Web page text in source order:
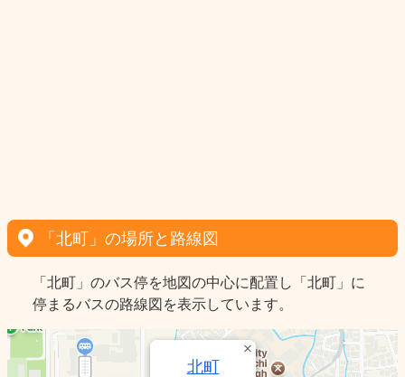
「北町」の場所と路線図
「北町」のバス停を地図の中心に配置し「北町」に
停まるバスの路線図を表示しています。
北町